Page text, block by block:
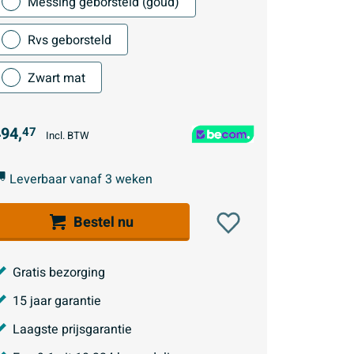
Rvs geborsteld
Zwart mat
47 Incl. BTW
Leverbaar vanaf 3 weken
Bestel nu
Gratis bezorging
15 jaar garantie
Laagste prijsgarantie